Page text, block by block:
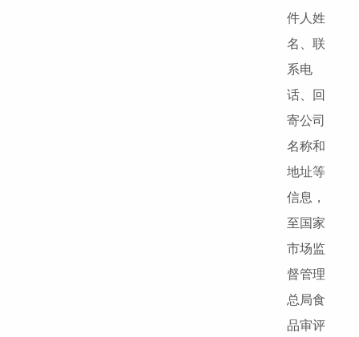
件人姓
名、联
系电
话、回
寄公司
名称和
地址等
信息，
至国家
市场监
督管理
总局食
品审评